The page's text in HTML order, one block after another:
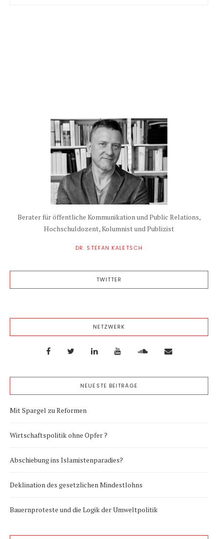
Berater für öffentliche Kommunikation und Public Relations,
Hochschuldozent, Kolumnist und Publizist
DR. STEFAN KALETSCH
TWITTER
NETZWERK
NEUESTE BEITRÄGE
Mit Spargel zu Reformen
Wirtschaftspolitik ohne Opfer ?
Abschiebung ins Islamistenparadies?
Deklination des gesetzlichen Mindestlohns
Bauernproteste und die Logik der Umweltpolitik